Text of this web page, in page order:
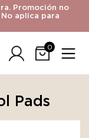
Promoción no
aplica para
0
Pads